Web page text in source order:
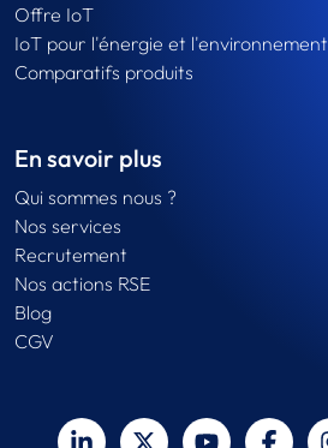
Offre IoT
IoT pour l'énergie et l'environnement
Comparatifs produits
En savoir plus
Qui sommes nous ?
Nos services
Recrutement
Nos actions RSE
Blog
CGV